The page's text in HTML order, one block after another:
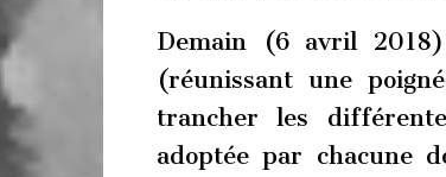
Demain (6 avril
(réunissant une
trancher les
adoptée par chacune